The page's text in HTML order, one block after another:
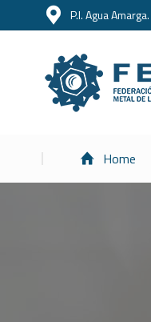
P.I. Agua
Home